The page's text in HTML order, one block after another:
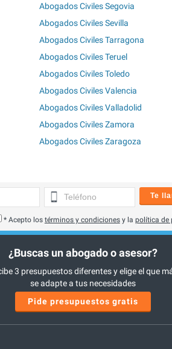
Abogados Civiles Segovia
Abogados Civiles Sevilla
Abogados Civiles Tarragona
Abogados Civiles Teruel
Abogados Civiles Toledo
Abogados Civiles Valencia
Abogados Civiles Valladolid
Abogados Civiles Zamora
Abogados Civiles Zaragoza
Te
* Acepto los términos y condicionesy la política de
¿Buscas un abogado o asesor?
3 presupuestos diferentes y elige el que
se adapte a tus necesidades
Pide presupuestos gratis